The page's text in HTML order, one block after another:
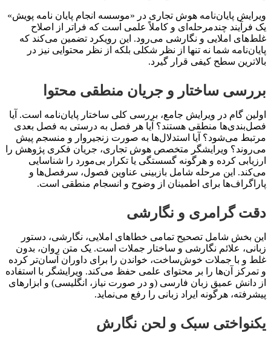
ویرایش پایان‌نامه هوش تجاری در «موسسه انجام پایان نامه پویش»
یک فرآیند چندمرحله‌ای و کاملاً علمی است که فراتر از اصلاح
غلط‌های املایی و نگارشی می‌رود. این رویکرد تضمین می‌کند که
پایان‌نامه شما نه تنها از نظر شکلی بلکه از نظر محتوایی نیز در
بالاترین سطح کیفی قرار گیرد.
بررسی ساختار و جریان منطقی محتوا
اولین گام در ویرایش جامع، بررسی کلی ساختار پایان‌نامه است. آیا
فصل‌بندی‌ها منطقی هستند؟ آیا هر فصل به درستی به فصل بعدی
مرتبط می‌شود؟ آیا استدلال‌ها به صورت زنجیروار و منسجم پیش
می‌روند؟ ویرایشگر متخصص هوش تجاری، جریان فکری پژوهش را
ارزیابی کرده و هرگونه گسستگی یا تکرار بی‌مورد را شناسایی
می‌کند. این مرحله شامل بازبینی عناوین فصول، سرفصل‌ها و
پاراگراف‌ها برای اطمینان از وضوح و انسجام منطقی است.
دقت گرامری و نگارشی
این بخش شامل تصحیح تمامی خطاهای املایی، نگارشی، دستور
زبانی، علائم نگارشی و ساختار جملات است. یک متن روان، بدون
غلط و با جملات خوش‌ساخت، خواندن را برای داوران آسان‌تر کرده
و تمرکز آن‌ها را بر محتوای علمی حفظ می‌کند. ویرایشگر با استفاده
از دانش عمیق زبان فارسی (و در صورت نیاز، انگلیسی) و ابزارهای
پیشرفته، هرگونه ایراد زبانی را رفع می‌نماید.
یکنواختی سبک و لحن نگارش